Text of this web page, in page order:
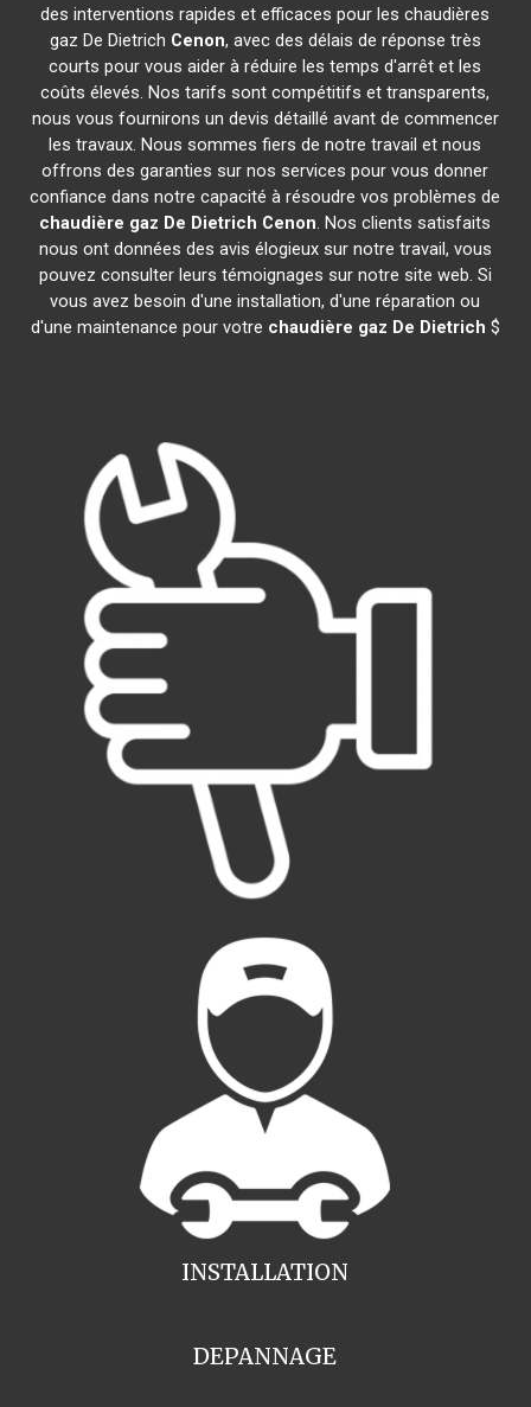
des interventions rapides et efficaces pour les chaudières
gaz De Dietrich Cenon, avec des délais de réponse très
courts pour vous aider à réduire les temps d'arrêt et les
coûts élevés. Nos tarifs sont compétitifs et transparents,
nous vous fournirons un devis détaillé avant de commencer
les travaux. Nous sommes fiers de notre travail et nous
offrons des garanties sur nos services pour vous donner
confiance dans notre capacité à résoudre vos problèmes de
chaudière gaz De Dietrich Cenon. Nos clients satisfaits
nous ont données des avis élogieux sur notre travail, vous
pouvez consulter leurs témoignages sur notre site web. Si
vous avez besoin d'une installation, d'une réparation ou
d'une maintenance pour votre chaudière gaz De Dietrich $
INSTALLATION
DEPANNAGE